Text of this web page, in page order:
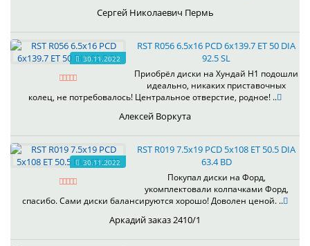
Сергей Николаевич Пермь
30.11.2022
RST R056 6.5x16 PCD 6x139.7 ET 50 DIA
92.5 SL
Приобрёл диски на Хундай H1 подошли
идеально, никаких приставочных
колец, не потребовалось! Центральное отверстие, родное! ..
Алексей Воркута
30.11.2022
RST R019 7.5x19 PCD 5x108 ET 50.5 DIA
63.4 BD
Покупал диски на Форд,
укомплектовали колпачками Форд,
спасибо. Сами диски балансируются хорошо! Доволен ценой. ..
Аркадий заказ 2410/1